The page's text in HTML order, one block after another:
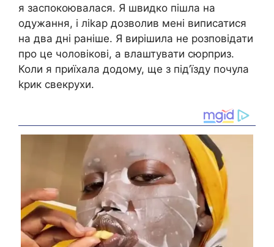
я заспокоювалася. Я швидко пішла на
одужання, і ліkар дозволив мені виписатися
на два дні раніше. Я вирішила не розповідати
про це чоловікові, а влаштувати сюрприз.
Коли я приїхала додому, ще з під’їзду почула
kрик свекрухи.